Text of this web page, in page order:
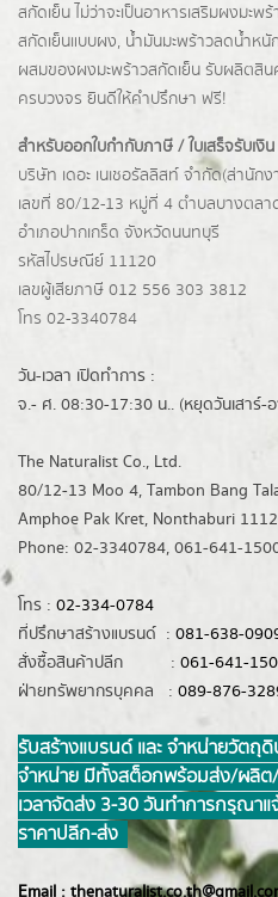
สกัดเย็น ไม่ว่าจะเป็นอาหารเสริมผงม
สกัดเย็นแบบผง, น้ำมันมะพร้าวลดน้ำหนั
ผสมของผงมะพร้าวสกัดเย็น รับผลิตสิน
ครบวงจร ยินดีให้คำปรึกษา ฟรี!
สำหรับออกใบกำกับภาษี / ใบเสร็จรับเงิน
บริษัท เดอะ เนเชอรัลลิสท์ จำกัด(ส่านัก
เลขที่ 80/12-13 หมู่ที่ 4 ตำบลบางตลา
อำเภอปากเกร็ด จังหวัดนนทบุรี
รหัสไปรษณีย์ 11120
เลขผู้เสียภาษี 012 556 303 3812
โทร 02-3340784
วัน-เวลา เปิดทำการ :
จ.- ศ. 08:30-17:30 น.. (หยุดวันเสาร์-
The Naturalist Co., Ltd.
80/12-13 Moo 4, Tambon Bang
Amphoe Pak Kret, Nonthaburi
Phone: 02-3340784, 061-641-
โทร : 02-334-0784
ที่ปรึกษาสร้างแบรนด์ : 081-638-
สั่งซื้อสินค้าปลีก : 061-641-
ฝ่ายทรัพยากรบุคคล : 089-876-
รับสร้างแบรนด์ และ จำหน่ายวัต
จำหน่าย มีทั้งสต็อกพร้อมส่ง/ผลิต/
เวลาจัดส่ง 3-30 วันทำการ กรุณา
ราคาปลีก-ส่ง
Email :